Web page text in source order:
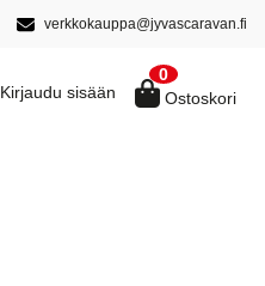
verkkokauppa@jyvascaravan.fi
Kirjaudu sisään
0
Ostoskori